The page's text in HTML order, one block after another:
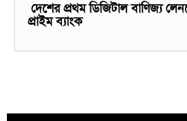
দেশের প্রথম ডিজিটাল বাণিজ্য
প্রাইম ব্যাংক